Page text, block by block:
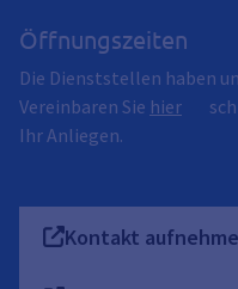
Öffnungszeiten
Die Dienststellen haben
Vereinbaren Sie hier
Ihr Anliegen.
Kontakt